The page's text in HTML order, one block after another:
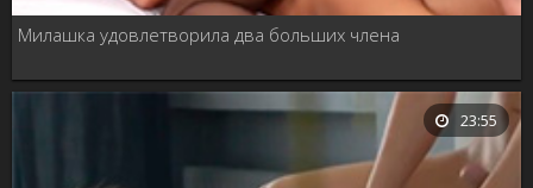
Милашка удовлетворила два больших члена
23:55